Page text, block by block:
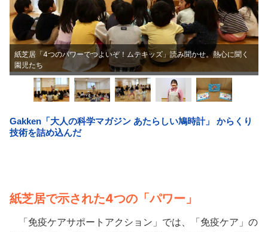
紙芝居「4つのパワーでつよいぞ！ムテキッズ」読み聞かせ。熱心に聞く
園児たち
紙芝居で示された4つの「パワー」
「免疫ケアサポートアクション」では、「免疫ケア」の